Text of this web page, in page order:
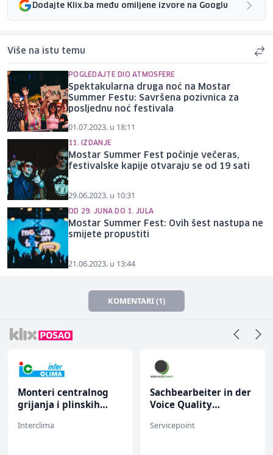
Dodajte Klix.ba među omiljene izvore na Googlu
Više na istu temu
POGLEDAJTE DIO ATMOSFERE
Spektakularna druga noć na Mostar
Summer Festu: Savršena pozivnica za
posljednu noć festivala
01.07.2023. u 18:11
11. IZDANJE
Mostar Summer Fest počinje večeras,
festivalske kapije otvaraju se od 19 sati
29.06.2023. u 10:31
OD 29. JUNA DO 1. JULA
Mostar Summer Fest: Ovih šest nastupa ne
smijete propustiti
21.06.2023. u 13:44
KOMENTARI (1)
Monteri centralnog
grijanja i plinskih
Interclima
Sachbearbeiter in der
Voice Quality
Servicepoint